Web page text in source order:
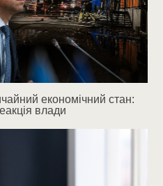
економічний стан:
влади